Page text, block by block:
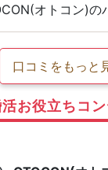
オトコン)の
口コミをもっと
お役立ちコ